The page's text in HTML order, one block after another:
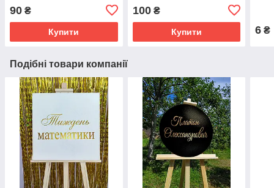
90 ₴
Купити
гендерної вечірки
100₴
Купити 6 ₴
Подібні товари компанії